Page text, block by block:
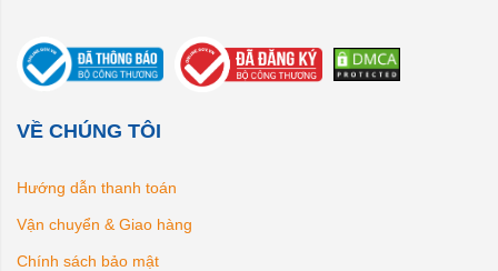
VỀ CHÚNG TÔI
Hướng dẫn thanh toán
Vận chuyển & Giao hàng
Chính sách bảo mật